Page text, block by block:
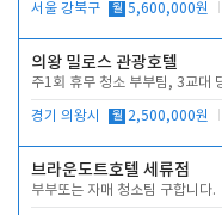
서울 강북구 월 5,600,000원
의왕 밀로스 관광호텔
주1회 휴무 청소 부부팀, 3교대
경기 의왕시 월 2,500,000원
브라운도트호텔 세류점
부부또는 자매 청소팀 구합니다.